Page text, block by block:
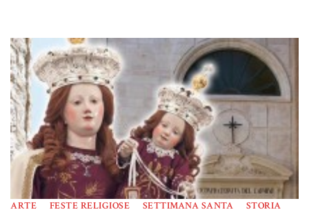
ARTE FESTE RELIGIOSE SETTIMANA SANTA
STORIA